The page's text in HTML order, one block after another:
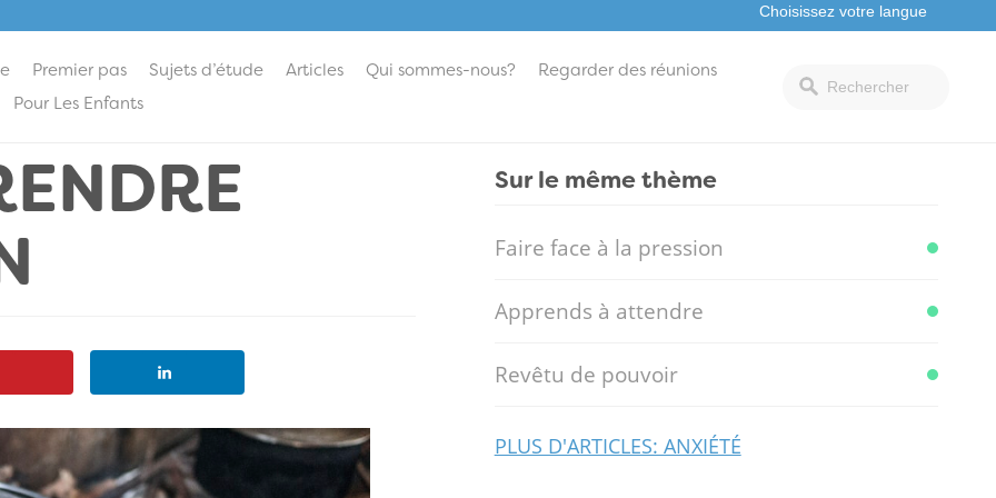
Premier pas Sujets d’étude Articles Qui sommes-nous?
Regarder des réunions
Pour Les Enfants
Sur le même thème
Faire face à la pression
Apprends à attendre
Revêtu de pouvoir
PLUS D'ARTICLES: ANXIÉTÉ